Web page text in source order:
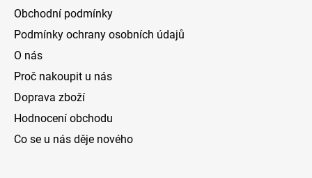
Obchodní podmínky
Podmínky ochrany osobních údajů
O nás
Proč nakoupit u nás
Doprava zboží
Hodnocení obchodu
Co se u nás děje nového